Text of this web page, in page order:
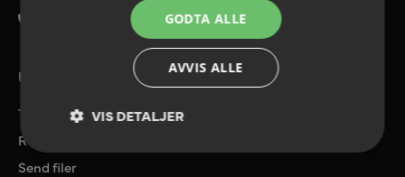
UTVALGTE TJENESTER
Tilbudforespørsel
Referanser
Send filer
GODTA ALLE
AVVIS ALLE
VIS DETALJER